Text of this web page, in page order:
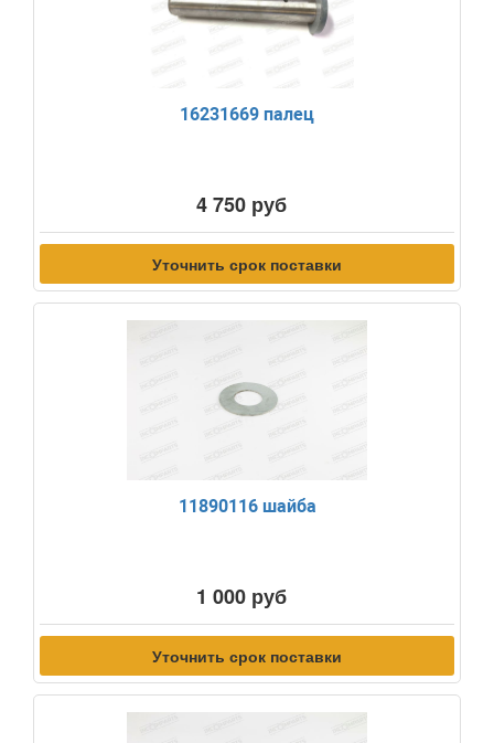
16231669 палец
4 750 руб
Уточнить срок поставки
11890116 шайба
1 000 руб
Уточнить срок поставки